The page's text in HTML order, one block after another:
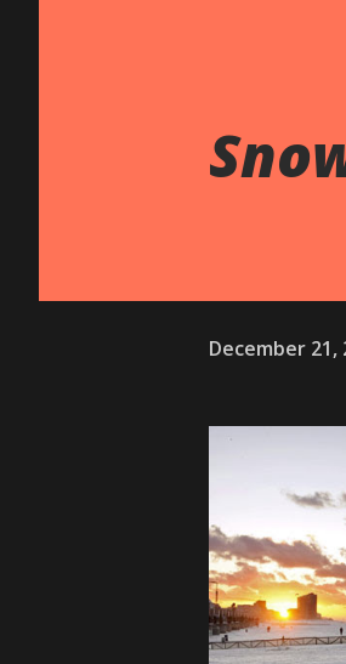
December 21,